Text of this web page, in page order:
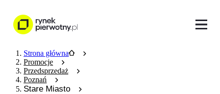
Strona główna
Promocje
Przedsprzedaż
Poznań
Stare Miasto